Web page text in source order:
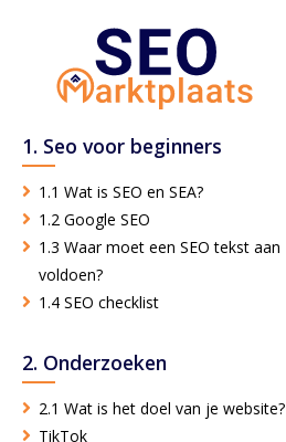
1. Seo voor beginners
1.1 Wat is SEO en SEA?
1.2 Google SEO
1.3 Waar moet een SEO tekst aan
voldoen?
1.4 SEO checklist
2. Onderzoeken
2.1 Wat is het doel van je website?
TikTok